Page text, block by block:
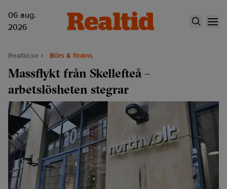
06 aug.
2026
Realtid.se Börs & finans
Massflykt från Skellefteå –
arbetslösheten stegrar